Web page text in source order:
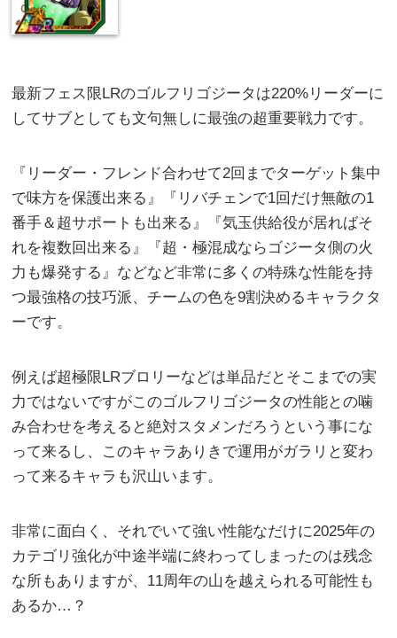
最新フェス限LRのゴルフリゴジータは220%リーダーに
してサブとしても文句無しに最強の超重要戦力です。
『リーダー・フレンド合わせて2回までターゲット集中
で味方を保護出来る』『リバチェンで1回だけ無敵の1
番手＆超サポートも出来る』『気玉供給役が居ればそ
れを複数回出来る』『超・極混成ならゴジータ側の火
力も爆発する』などなど非常に多くの特殊な性能を持
つ最強格の技巧派、チームの色を9割決めるキャラクタ
ーです。
例えば超極限LRブロリーなどは単品だとそこまでの実
力ではないですがこのゴルフリゴジータの性能との噛
み合わせを考えると絶対スタメンだろうという事にな
って来るし、このキャラありきで運用がガラリと変わ
って来るキャラも沢山います。
非常に面白く、それでいて強い性能なだけに2025年の
カテゴリ強化が中途半端に終わってしまったのは残念
な所もありますが、11周年の山を越えられる可能性も
あるか…？